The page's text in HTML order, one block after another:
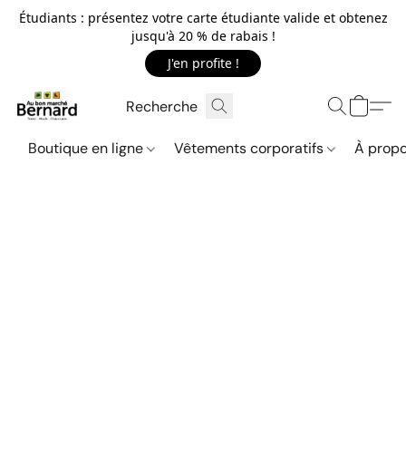
Étudiants : présentez votre carte étudiante valide et obtenez
jusqu'à 20 % de rabais !
J'en profite !
Boutique en ligne Vêtements corporatifs À